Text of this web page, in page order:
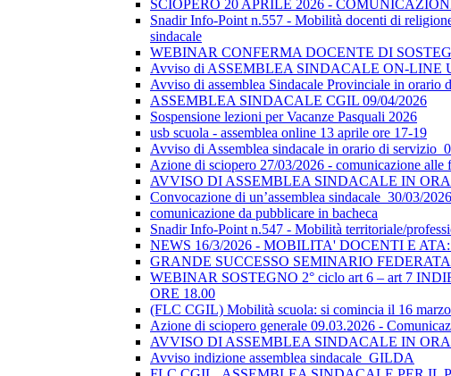
SCIOPERO 20 APRILE 2026 -
Snadir Info-Point n.557 - Mobilità docenti di
sindacale
WEBINAR CONFERMA DOCENTE DI
Avviso di ASSEMBLEA SINDACALE ON-LINE
Avviso di assemblea Sindacale Provinciale in
ASSEMBLEA SINDACALE CGIL 09/04/2026
Sospensione lezioni per Vacanze Pasquali 2026
usb scuola - assemblea online 13 aprile ore 17-19
Avviso di Assemblea sindacale in orario di
Azione di sciopero 27/03/2026 - comunicazione alle
AVVISO DI ASSEMBLEA SINDACALE IN
Convocazione di un’assemblea sindacale_30/03/
comunicazione da pubblicare in bacheca
Snadir Info-Point n.547 - Mobilità territoriale/
NEWS 16/3/2026 - MOBILITA' DOCENTI E
GRANDE SUCCESSO SEMINARIO
WEBINAR SOSTEGNO 2° ciclo art 6 – art 7
ORE 18.00
(FLC CGIL) Mobilità scuola: si comincia il 16 marzo
Azione di sciopero generale 09.03.2026 -
AVVISO DI ASSEMBLEA SINDACALE IN
Avviso indizione assemblea sindacale_GILDA